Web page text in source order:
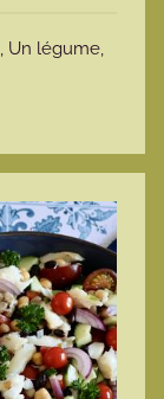
, Un légume,